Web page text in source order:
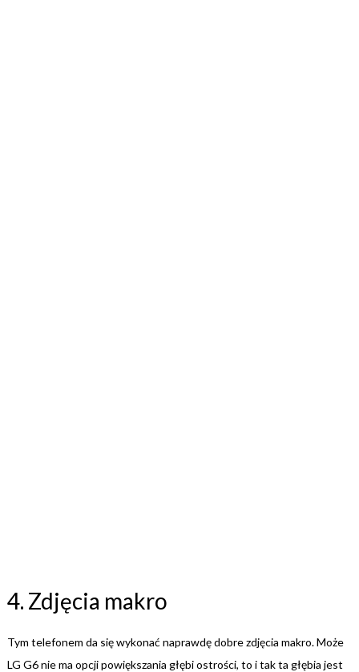
4. Zdjęcia makro
Tym telefonem da się wykonać naprawdę dobre zdjęcia makro. Może
LG G6 nie ma opcji powiększania głębi ostrości, to i tak ta głębia jest